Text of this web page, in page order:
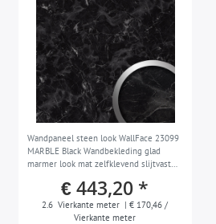
Wandpaneel steen look WallFace 23099
MARBLE Black Wandbekleding glad
marmer look mat zelfklevend slijtvast
€ 443,20 *
2.6 Vierkante meter | € 170,46 /
Vierkante meter